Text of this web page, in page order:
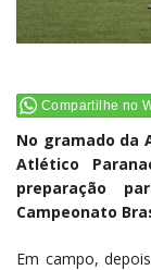
Compartilhe no
No gramado da
Atlético
preparação
Campeonato
Em campo,